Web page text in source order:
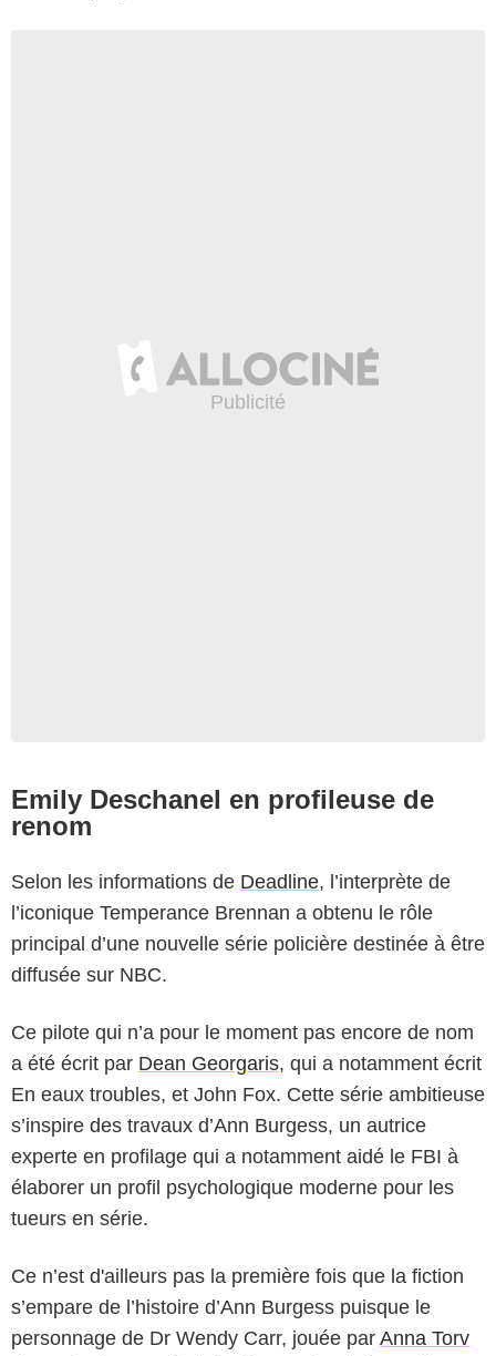
Emily Deschanel en profileuse de
renom
Selon les informations de Deadline, l’interprète de
l’iconique Temperance Brennan a obtenu le rôle
principal d’une nouvelle série policière destinée à être
diffusée sur NBC.
Ce pilote qui n’a pour le moment pas encore de nom
a été écrit par Dean Georgaris, qui a notamment écrit
En eaux troubles, et John Fox. Cette série ambitieuse
s’inspire des travaux d’Ann Burgess, un autrice
experte en profilage qui a notamment aidé le FBI à
élaborer un profil psychologique moderne pour les
tueurs en série.
Ce n’est d'ailleurs pas la première fois que la fiction
s’empare de l’histoire d’Ann Burgess puisque le
personnage de Dr Wendy Carr, jouée par Anna Torv